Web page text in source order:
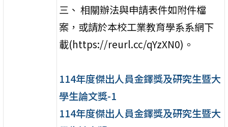
三、 相關辦法與申請表件如附件檔
案，或請於本校工業教育學系系網下
載(https://reurl.cc/qYzXN0)。
114年度傑出人員金鐸獎及研究生暨大
學生論文獎-1
114年度傑出人員金鐸獎及研究生暨大